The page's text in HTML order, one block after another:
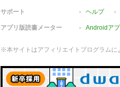
サポート ヘルプ
アプリ版読書メーター Androidアプ
※本サイトはアフィリエイトプログラムに